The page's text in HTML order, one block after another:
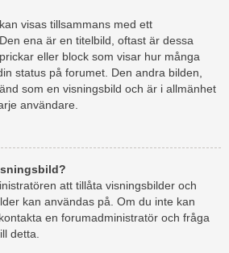
visas tillsammans med ett
ena är en titelbild, oftast är dessa
eller block som visar hur många
status på forumet. Den andra bilden,
som en visningsbild och är i allmänhet
användare.
att tillåta visningsbilder och
kan användas på. Om du inte kan
en forumadministratör och fråga
detta.